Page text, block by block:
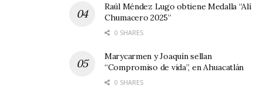
Raúl Méndez Lugo obtiene Medalla “Alí
Chumacero 2025”
0 SHARES
Marycarmen y Joaquín sellan
“Compromiso de vida”, en Ahuacatlán
0 SHARES